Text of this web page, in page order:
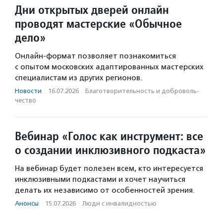
Дни открытых дверей онлайн
проводят мастерские «Обычное
дело»
Онлайн-формат позволяет познакомиться
с опытом московских адаптированных мастерских
специалистам из других регионов.
Новости · 16.07.2026 · Благотвори­тель­ность и доброволь­
чест­во
Вебинар «Голос как инструмент: все
о создании инклюзивного подкаста»
На вебинар будет полезен всем, кто интересуется
инклюзивными подкастами и хочет научиться
делать их независимо от особенностей зрения.
Анонсы · 15.07.2026 · Люди с инвалидностью